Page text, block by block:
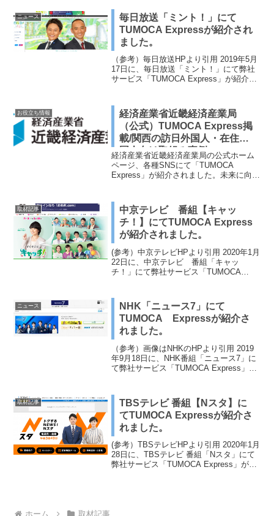
winなサービスであると放送されました。
ニュース
毎日放送「ミント！」にて
TUMOCA Expressが紹介され
ました。
（参考）毎日放送HPより引用 2019年5月
17日に、毎日放送「ミント！」にて弊社
サービス「TUMOCA Express」が紹介さ
り、win-win-winなサービスで...
お役立ち情報
経済産業省近畿経済産業局
（公式）TUMOCA Express掲
載/関西の訪日外国人・在住外
国人向け取組み事例
経済産業省近畿経済産業局の公式ホーム
ページ、各種SNSにて「TUMOCA
Express」が紹介されました。未来に向け
いて紹介されています。関西には豊富な
観光資源や多様...
取材記事
中京テレビ 番組【キャッ
チ！】にてTUMOCA Express
が紹介されました。
(参考）中京テレビHPより引用 2020年1月
22日に、中京テレビ 番組「キャッ
チ！」にて弊社サービス「TUMOCA
ニュース
NHK「ニュース7」にて
TUMOCA Expressが紹介さ
れました。
（参考）画像はNHKのHPより引用 2019
年9月18日に、NHK番組「ニュース7」に
て弊社サービス「TUMOCA Express」が
取材記事
TBSテレビ 番組【Nスタ】に
てTUMOCA Expressが紹介さ
れました。
(参考）TBSテレビHPより引用 2020年1月
28日に、TBSテレビ 番組「Nスタ」にて
弊社サービス「TUMOCA Express」が紹
ホーム 取材記事